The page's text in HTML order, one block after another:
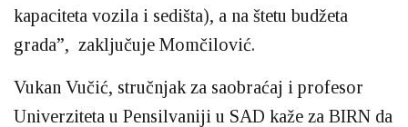
kapaciteta vozila i sedišta), a na štetu budžeta
grada”, zaključuje Momčilović.
Vukan Vučić, stručnjak za saobraćaj i profesor
Univerziteta u Pensilvaniji u SAD kaže za BIRN da